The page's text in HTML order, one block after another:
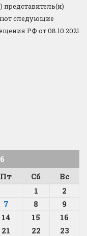
следующие
РФ от 08.10.2021
Пт Сб
Вс
1
2
7 8
9
14 15
16
21 22
23